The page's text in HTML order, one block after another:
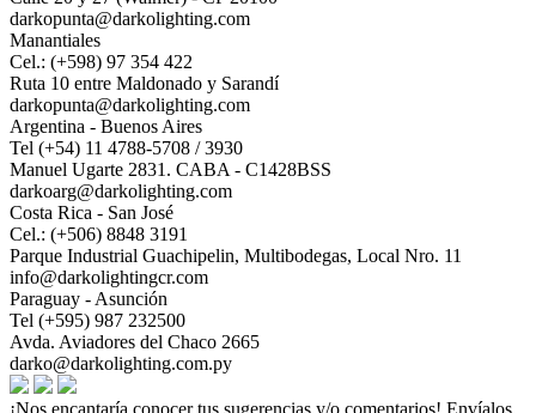
darkopunta@darkolighting.com
Manantiales
Cel.: (+598) 97 354 422
Ruta 10 entre Maldonado y Sarandí
darkopunta@darkolighting.com
Argentina - Buenos Aires
Tel (+54) 11 4788-5708 / 3930
Manuel Ugarte 2831. CABA - C1428BSS
darkoarg@darkolighting.com
Costa Rica - San José
Cel.: (+506) 8848 3191
Parque Industrial Guachipelin, Multibodegas, Local Nro. 11
info@darkolightingcr.com
Paraguay - Asunción
Tel (+595) 987 232500
Avda. Aviadores del Chaco 2665
darko@darkolighting.com.py